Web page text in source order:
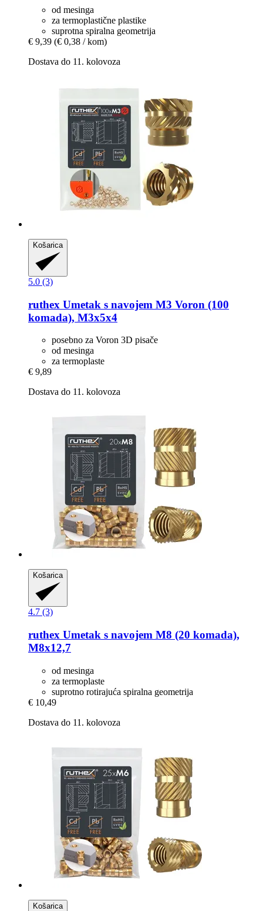
od mesinga
za termoplastične plastike
suprotna spiralna geometrija
€ 9,39 (€ 0,38 / kom)
Dostava do 11. kolovoza
Košarica
5.0 (3)
ruthex Umetak s navojem M3 Voron (100
komada), M3x5x4
posebno za Voron 3D pisače
od mesinga
za termoplaste
€ 9,89
Dostava do 11. kolovoza
Košarica
4.7 (3)
ruthex Umetak s navojem M8 (20 komada),
M8x12,7
od mesinga
za termoplaste
suprotno rotirajuća spiralna geometrija
€ 10,49
Dostava do 11. kolovoza
Košarica